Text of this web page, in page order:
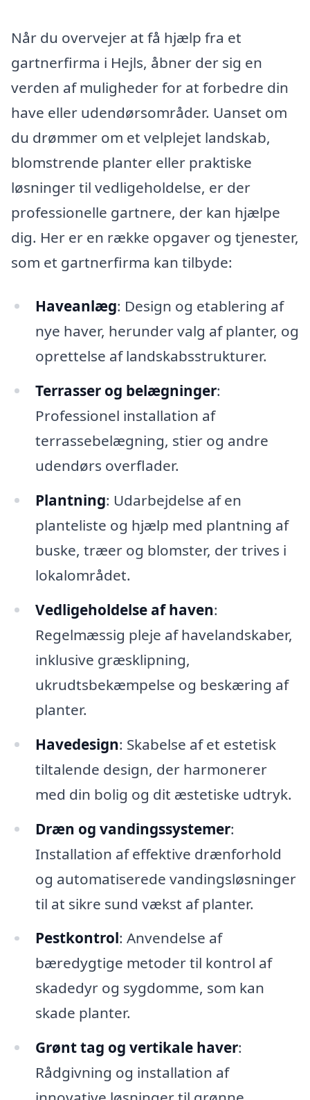
Når du overvejer at få hjælp fra et
gartnerfirma i Hejls, åbner der sig en
verden af muligheder for at forbedre din
have eller udendørsområder. Uanset om
du drømmer om et velplejet landskab,
blomstrende planter eller praktiske
løsninger til vedligeholdelse, er der
professionelle gartnere, der kan hjælpe
dig. Her er en række opgaver og tjenester,
som et gartnerfirma kan tilbyde:
Haveanlæg: Design og etablering af
nye haver, herunder valg af planter, og
oprettelse af landskabsstrukturer.
Terrasser og belægninger:
Professionel installation af
terrassebelægning, stier og andre
udendørs overflader.
Plantning: Udarbejdelse af en
planteliste og hjælp med plantning af
buske, træer og blomster, der trives i
lokalområdet.
Vedligeholdelse af haven:
Regelmæssig pleje af havelandskaber,
inklusive græsklipning,
ukrudtsbekæmpelse og beskæring af
planter.
Havedesign: Skabelse af et estetisk
tiltalende design, der harmonerer
med din bolig og dit æstetiske udtryk.
Dræn og vandingssystemer:
Installation af effektive drænforhold
og automatiserede vandingsløsninger
til at sikre sund vækst af planter.
Pestkontrol: Anvendelse af
bæredygtige metoder til kontrol af
skadedyr og sygdomme, som kan
skade planter.
Grønt tag og vertikale haver:
Rådgivning og installation af